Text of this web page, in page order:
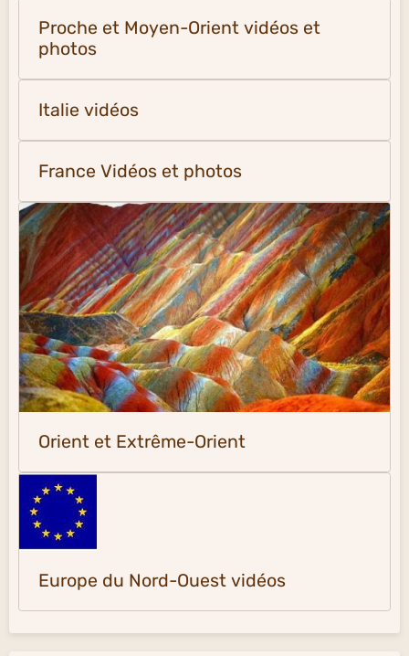
Proche et Moyen-Orient vidéos et
photos
Italie vidéos
France Vidéos et photos
Orient et Extrême-Orient
Europe du Nord-Ouest vidéos